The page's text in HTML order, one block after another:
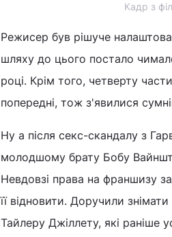
Кадр з
Режисер був рішуче
шляху до цього постало
році. Крім того, четверту
попередні, тож з'явилися
Ну а після секс-скандалу з
молодшому брату Бобу
Невдовзі права на франшизу
її відновити. Доручили
Тайлеру Джіллету, які